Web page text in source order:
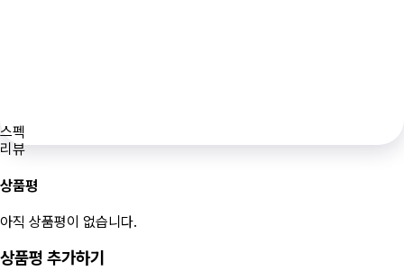
스펙
리뷰
상품평
아직 상품평이 없습니다.
상품평 추가하기